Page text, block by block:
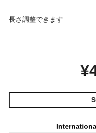
長さ調整できます